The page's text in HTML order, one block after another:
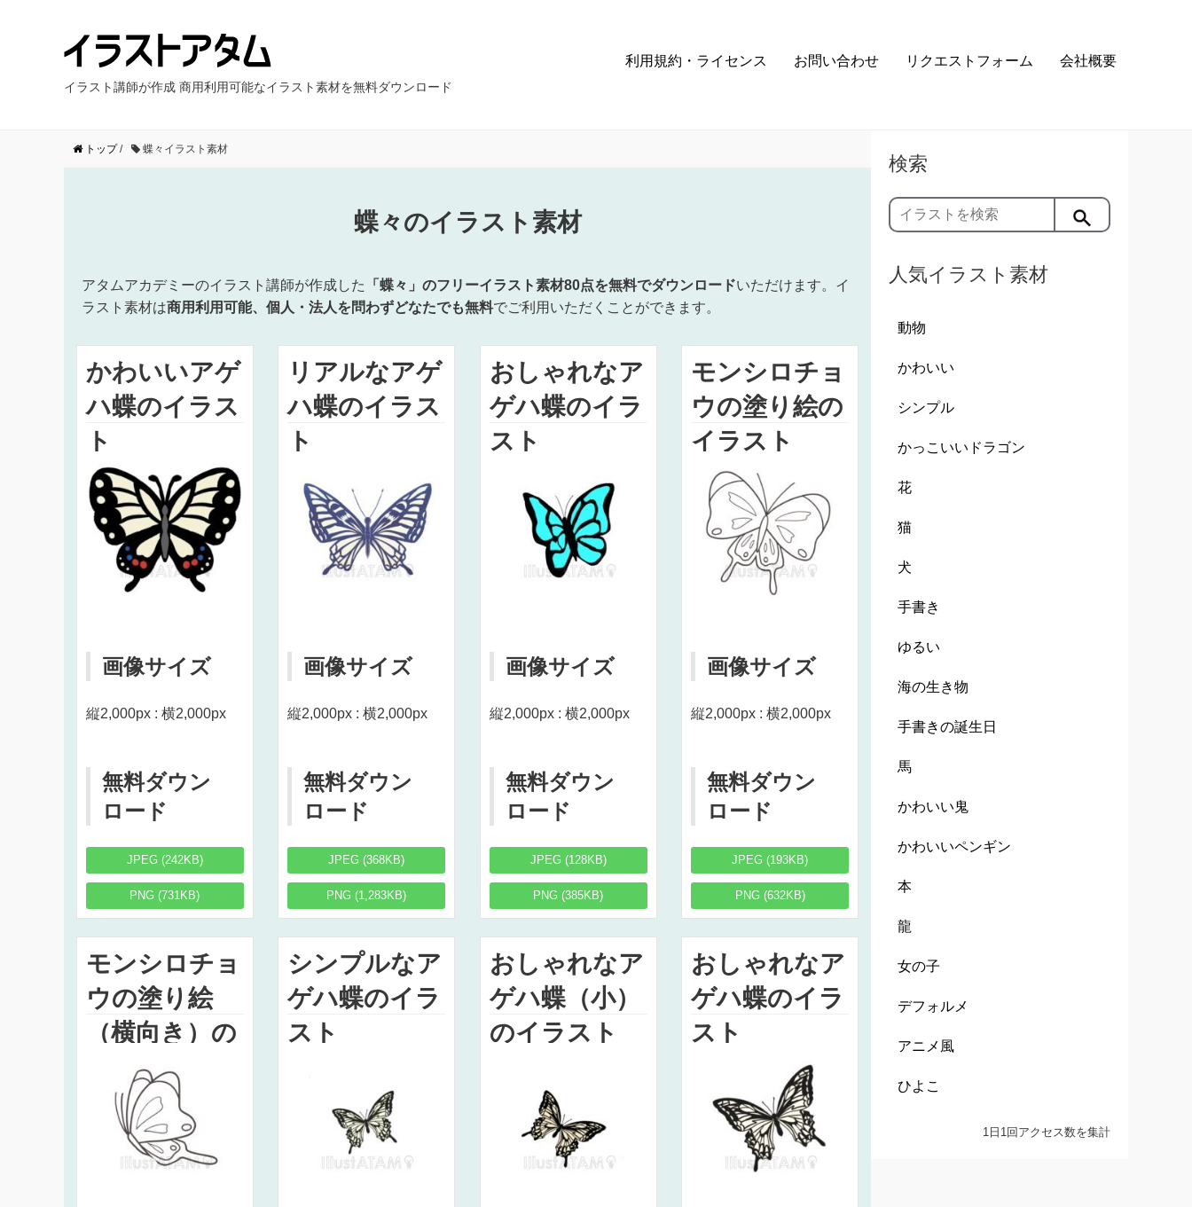
イラスト講師が作成 商用利用可能なイラスト素材を無料ダウンロード
利用規約・ライセンス お問い合わせ リクエストフォーム 会社概要
トップ/ 蝶々イラスト素材
蝶々のイラスト素材
アタムアカデミーのイラスト講師が作成した 「蝶々」のフリーイラスト素材80点を無料でダウンロードいただけます。イ
ラスト素材は商用利用可能、個人・法人を問わずどなたでも無料でご利用いただくことができます。
かわいいアゲ
ハ蝶のイラス
ト
画像サイズ
縦2,000px : 横2,000px
無料ダウン
ロード
JPEG (242KB)
PNG (731KB)
リアルなアゲ
ハ蝶のイラス
ト
画像サイズ
縦2,000px : 横2,000px
無料ダウン
ロード
JPEG (368KB)
PNG (1,283KB)
おしゃれなア
ゲハ蝶のイラ
スト
画像サイズ
縦2,000px : 横2,000px
無料ダウン
ロード
JPEG (128KB)
PNG (385KB)
モンシロチョ
ウの塗り絵の
イラスト
画像サイズ
縦2,000px : 横2,000px
無料ダウン
ロード
JPEG (193KB)
PNG (632KB)
モンシロチョ
ウの塗り絵
（横向き）の
イラスト
シンプルなア
ゲハ蝶のイラ
スト
おしゃれなア
ゲハ蝶（小）
のイラスト
おしゃれなア
ゲハ蝶のイラ
スト
検索
人気イラスト素材
動物
かわいい
シンプル
かっこいいドラゴン
花
猫
犬
手書き
ゆるい
海の生き物
手書きの誕生日
馬
かわいい鬼
かわいいペンギン
本
龍
女の子
デフォルメ
アニメ風
ひよこ
1日1回アクセス数を集計